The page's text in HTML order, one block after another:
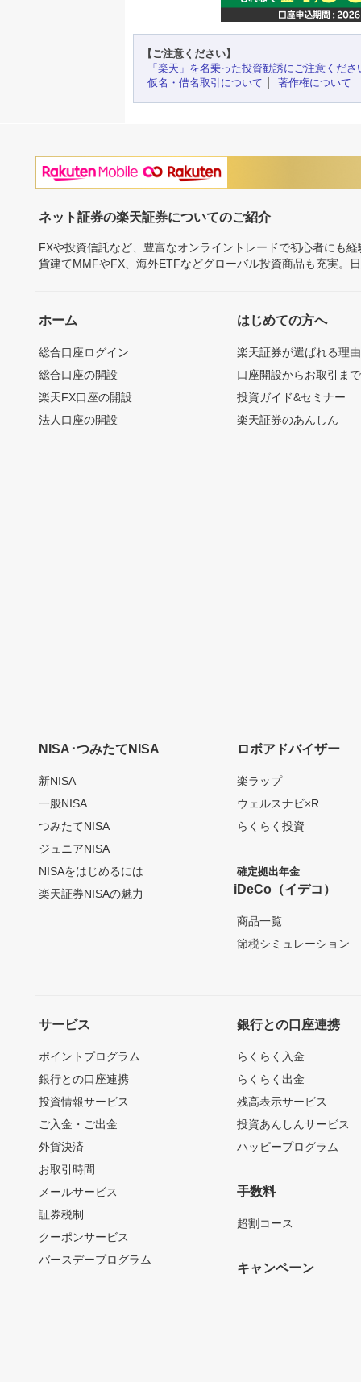
【ご注意ください】
「楽天」を名乗った投資勧誘にご注意くださ
仮名・借名取引について
著作権について
ネット証券の楽天証券についてのご紹介
FXや投資信託など、豊富なオンライントレードで初心者にも
貨建てMMFやFX、海外ETFなどグローバル投資商品も充実。
ホーム
総合口座ログイン
総合口座の開設
楽天FX口座の開設
法人口座の開設
はじめての方へ
楽天証券が選ばれる理由
口座開設からお取引ま
投資ガイド&セミナー
楽天証券のあんしん
NISA･つみたてNISA
新NISA
一般NISA
つみたてNISA
ジュニアNISA
NISAをはじめるには
楽天証券NISAの魅力
ロボアドバイザー
楽ラップ
ウェルスナビ×R
らくらく投資
確定拠出年金
iDeCo（イデコ）
商品一覧
節税シミュレーション
サービス
ポイントプログラム
銀行との口座連携
投資情報サービス
ご入金・ご出金
外貨決済
お取引時間
メールサービス
証券税制
クーポンサービス
バースデープログラム
銀行との口座連携
らくらく入金
らくらく出金
残高表示サービス
投資あんしんサービス
ハッピープログラム
手数料
超割コース
キャンペーン